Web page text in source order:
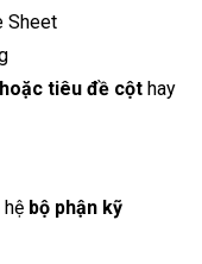
Sheet
tiêu đề cột hay
bộ phận kỹ